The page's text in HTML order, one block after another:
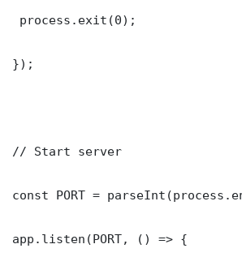
process.exit(0);
});
// Start server
const PORT =
app.listen(PORT, () => {